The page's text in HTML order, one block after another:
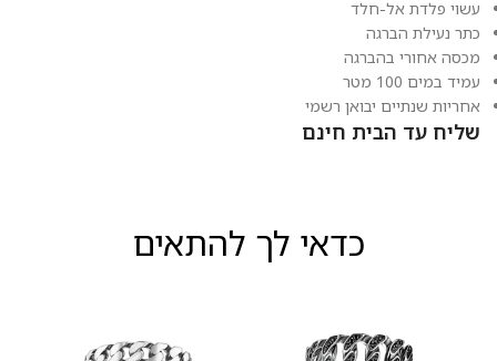
עשוי פלדת אל-חלד
כתר נעילת הברגה
מכסה אחורי בהברגה
עמיד במים 100 מטר
אחריות שנתיים יבואן רשמי
שליח עד הבית חינם
כדאי לך להתאים